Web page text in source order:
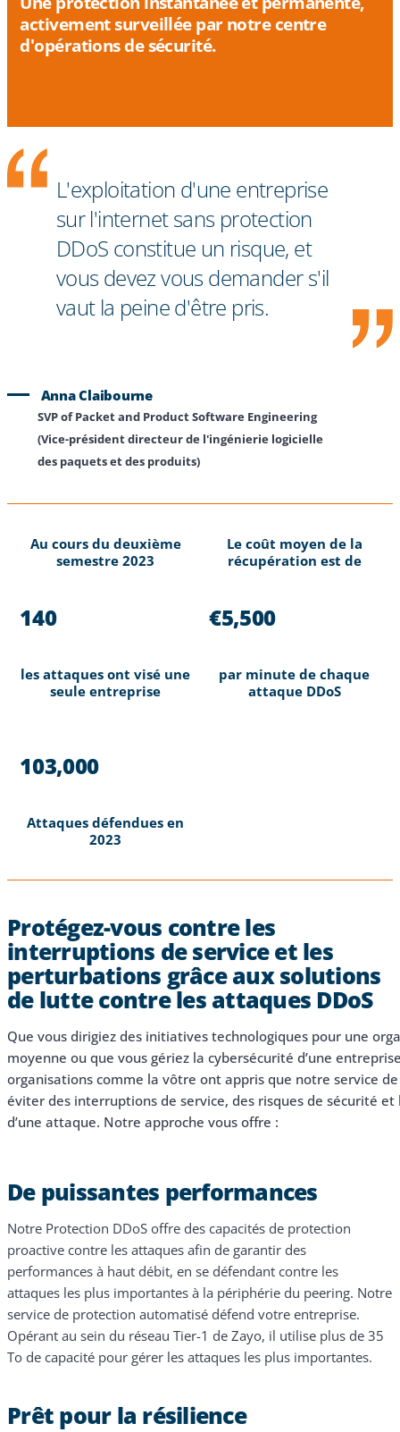
activement surveillée par notre centre
d'opérations de sécurité.
L'exploitation d'une entreprise
sur l'internet sans protection
DDoS constitue un risque, et
vous devez vous demander s'il
vaut la peine d'être pris.
Anna Claibourne
SVP of Packet and Product Software Engineering
(Vice-président directeur de l'ingénierie logicielle
des paquets et des produits)
Au cours du deuxième
semestre 2023
140
les attaques ont visé une
seule entreprise
Le coût moyen de la
récupération est de
€5,500
par minute de chaque
attaque DDoS
103,000
Attaques défendues en
2023
Protégez-vous contre les
interruptions de service et les
perturbations grâce aux solutions
de lutte contre les attaques DDoS
Que vous dirigiez des initiatives technologiques pour une
moyenne ou que vous gériez la cybersécurité d’une
organisations comme la vôtre ont appris que notre service
éviter des interruptions de service, des risques de sécurité et
d’une attaque. Notre approche vous offre :
De puissantes performances
Notre Protection DDoS offre des capacités de protection
proactive contre les attaques afin de garantir des
performances à haut débit, en se défendant contre les
attaques les plus importantes à la périphérie du peering. Notre
service de protection automatisé défend votre entreprise.
Opérant au sein du réseau Tier-1 de Zayo, il utilise plus de 35
To de capacité pour gérer les attaques les plus importantes.
Prêt pour la résilience